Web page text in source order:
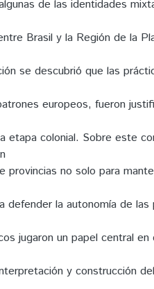
de las identidades
Brasil y la Región de la
se descubrió que las
europeos, fueron
etapa colonial. Sobre este
provincias no solo para
defender la autonomía de
jugaron un papel central
y construcción